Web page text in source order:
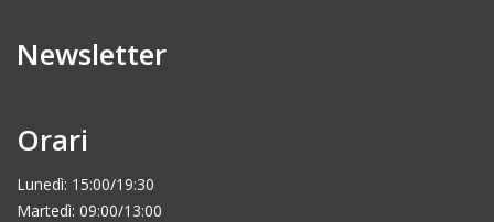
Newsletter
Orari
Lunedì: 15:00/19:30
Martedì: 09:00/13:00